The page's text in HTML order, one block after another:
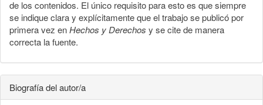
de los contenidos. El único requisito para esto es que siempre
se indique clara y explícitamente que el trabajo se publicó por
primera vez enHechos y Derechos y se cite de manera
correcta la fuente.
Biografía del autor/a